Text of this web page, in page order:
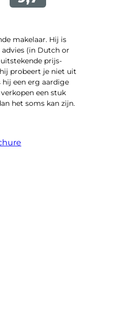
makelaar. Hij is
(in Dutch or
prijs-
probeert je niet uit
een erg aardige
een stuk
het soms kan zijn.